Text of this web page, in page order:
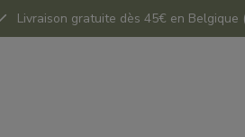
Livraison gratuite dès 45€ en